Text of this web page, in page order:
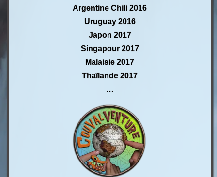
Argentine Chili 2016
Uruguay 2016
Japon 2017
Singapour 2017
Malaisie 2017
Thaïlande 2017
…